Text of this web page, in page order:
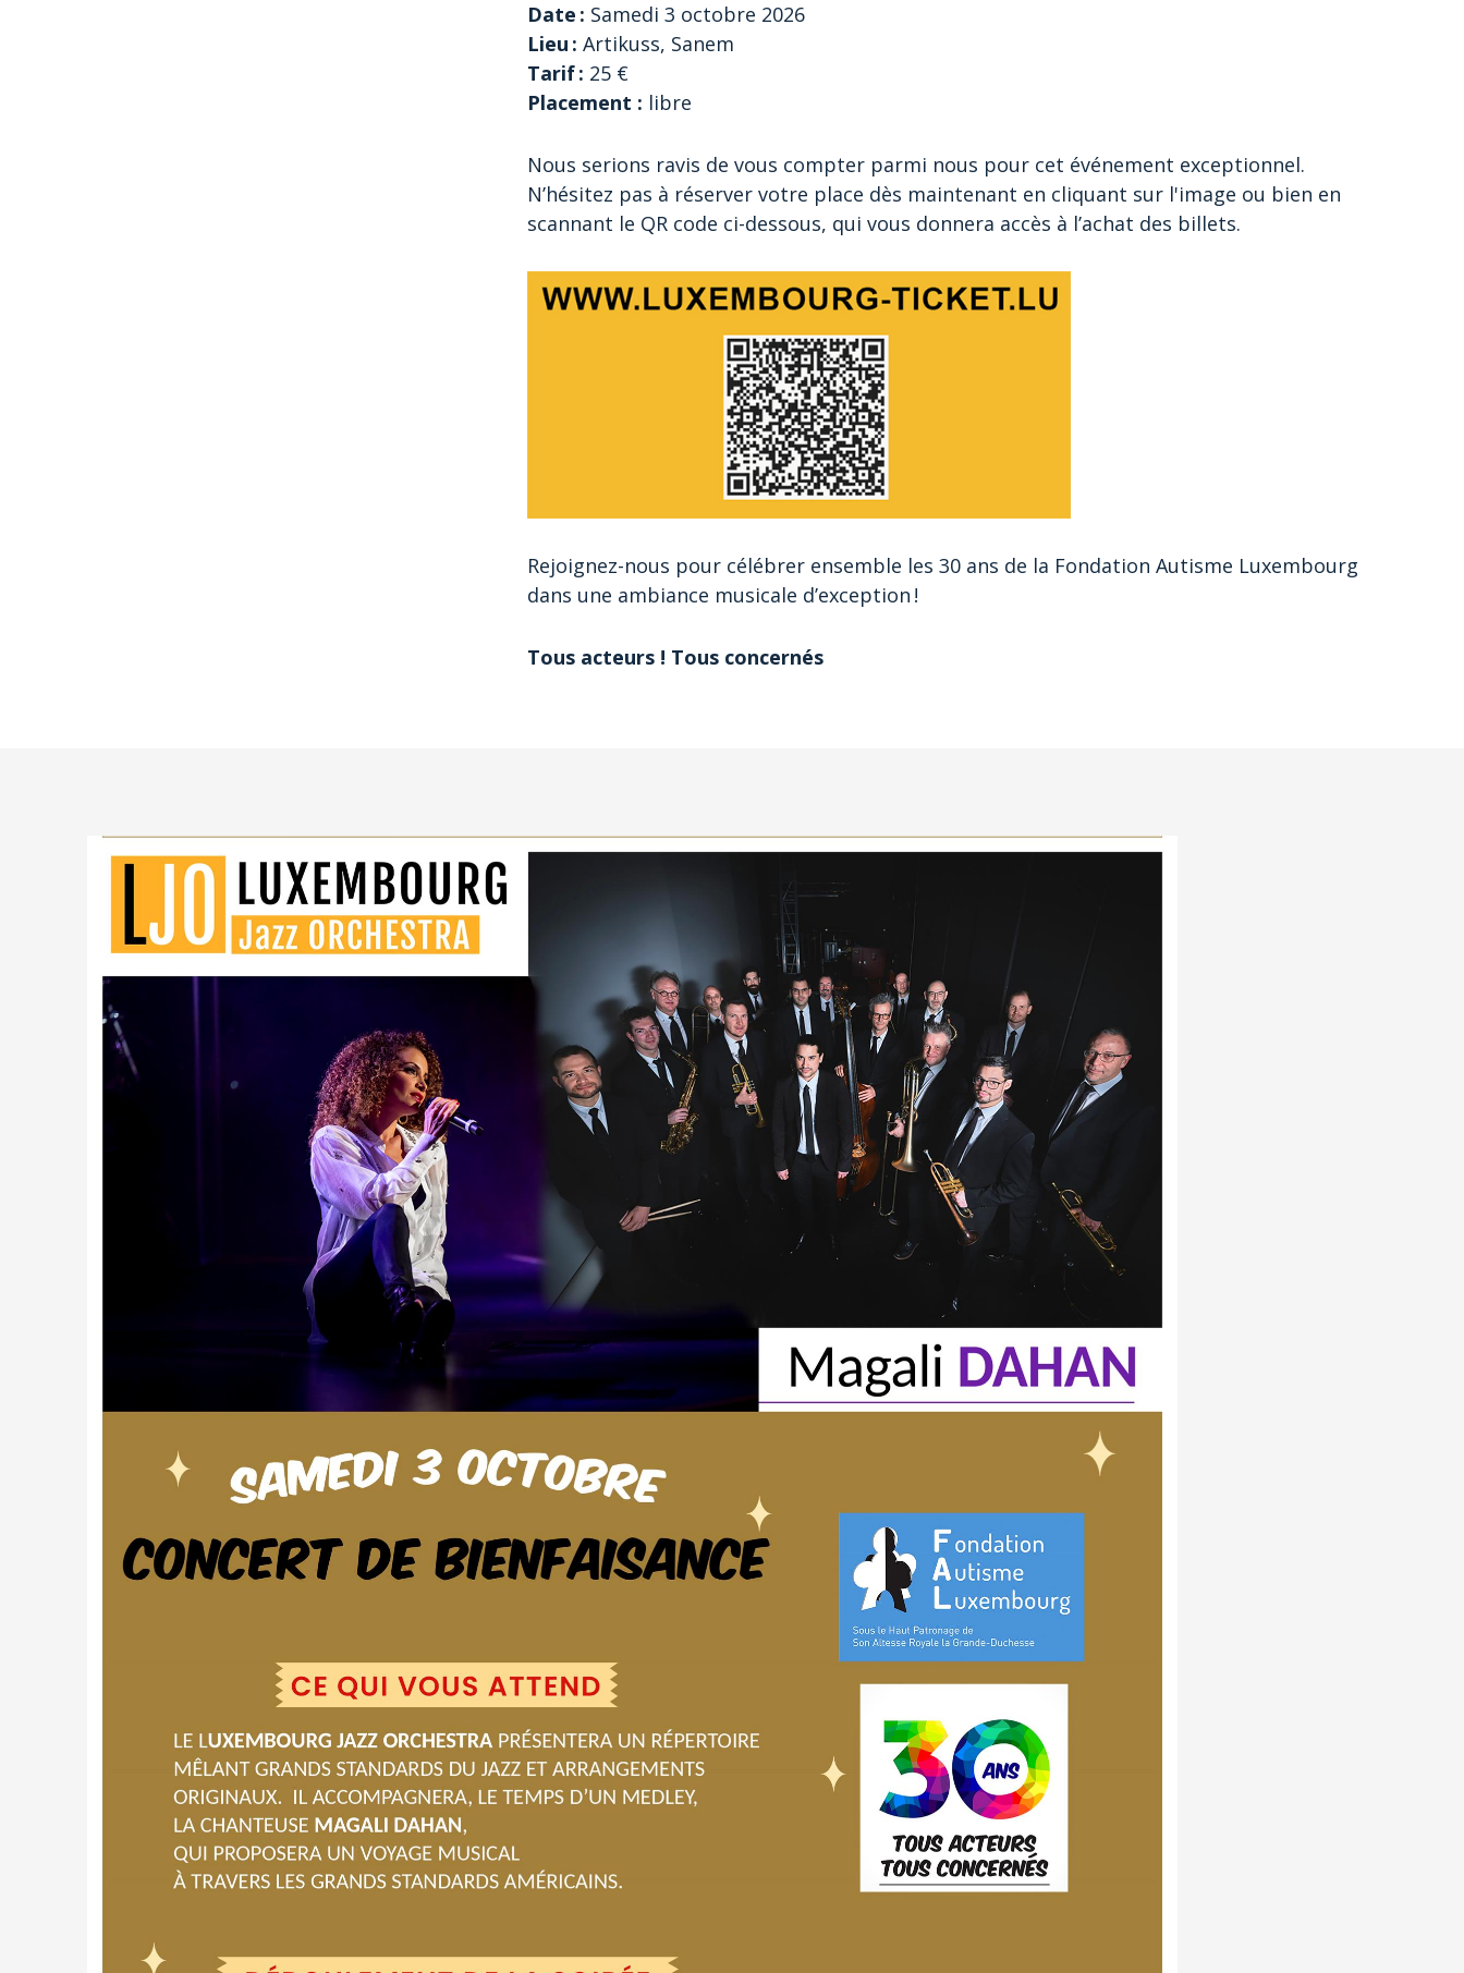
Date : Samedi 3 octobre 2026
Lieu : Artikuss, Sanem
Tarif : 25 €
Placement : libre
Nous serions ravis de vous compter parmi nous pour cet événement exceptionnel.
N’hésitez pas à réserver votre place dès maintenant en cliquant sur l'image ou bien en
scannant le QR code ci-dessous, qui vous donnera accès à l’achat des billets.
Rejoignez-nous pour célébrer ensemble les 30 ans de la Fondation Autisme Luxembourg
dans une ambiance musicale d’exception !
Tous acteurs ! Tous concernés